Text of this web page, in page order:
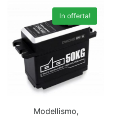
In offerta!
Modellismo,